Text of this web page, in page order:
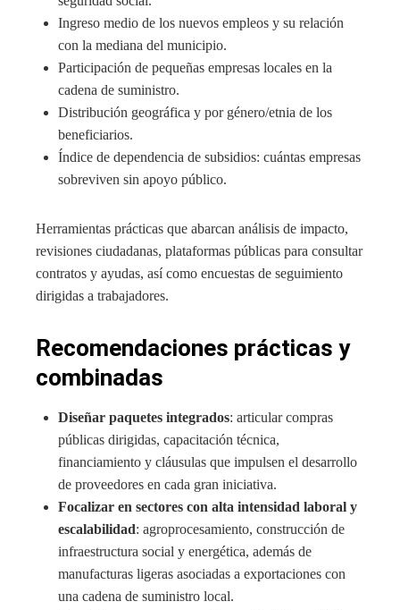
Ingreso medio de los nuevos empleos y su relación
con la mediana del municipio.
Participación de pequeñas empresas locales en la
cadena de suministro.
Distribución geográfica y por género/etnia de los
beneficiarios.
Índice de dependencia de subsidios: cuántas empresas
sobreviven sin apoyo público.
Herramientas prácticas que abarcan análisis de impacto,
revisiones ciudadanas, plataformas públicas para consultar
contratos y ayudas, así como encuestas de seguimiento
dirigidas a trabajadores.
Recomendaciones prácticas y
combinadas
Diseñar paquetes integrados: articular compras
públicas dirigidas, capacitación técnica,
financiamiento y cláusulas que impulsen el desarrollo
de proveedores en cada gran iniciativa.
Focalizar en sectores con alta intensidad laboral y
escalabilidad: agroprocesamiento, construcción de
infraestructura social y energética, además de
manufacturas ligeras asociadas a exportaciones con
una cadena de suministro local.